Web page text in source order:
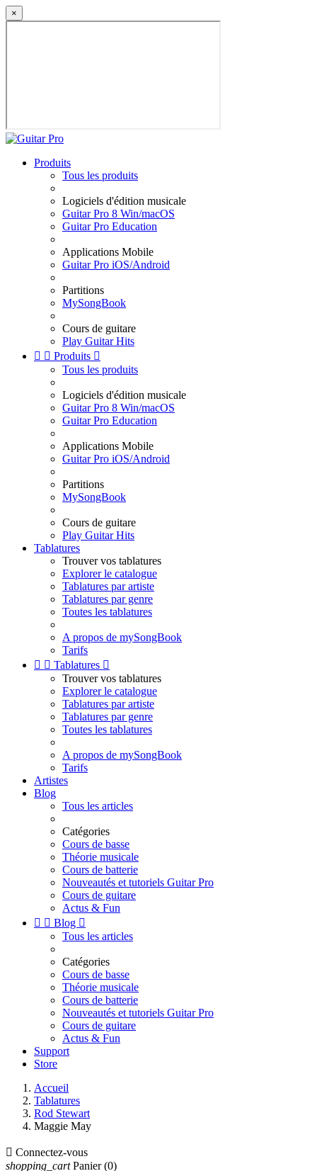
×
Produits
Tous les produits
Logiciels d'édition musicale
Guitar Pro 8 Win/macOS
Guitar Pro Education
Applications Mobile
Guitar Pro iOS/Android
Partitions
MySongBook
Cours de guitare
Play Guitar Hits
  Produits 
Tous les produits
Logiciels d'édition musicale
Guitar Pro 8 Win/macOS
Guitar Pro Education
Applications Mobile
Guitar Pro iOS/Android
Partitions
MySongBook
Cours de guitare
Play Guitar Hits
Tablatures
Trouver vos tablatures
Explorer le catalogue
Tablatures par artiste
Tablatures par genre
Toutes les tablatures
A propos de mySongBook
Tarifs
  Tablatures 
Trouver vos tablatures
Explorer le catalogue
Tablatures par artiste
Tablatures par genre
Toutes les tablatures
A propos de mySongBook
Tarifs
Artistes
Blog
Tous les articles
Catégories
Cours de basse
Théorie musicale
Cours de batterie
Nouveautés et tutoriels Guitar Pro
Cours de guitare
Actus & Fun
  Blog 
Tous les articles
Catégories
Cours de basse
Théorie musicale
Cours de batterie
Nouveautés et tutoriels Guitar Pro
Cours de guitare
Actus & Fun
Support
Store
Accueil
Tablatures
Rod Stewart
Maggie May
 Connectez-vous
shopping_cart Panier (0)